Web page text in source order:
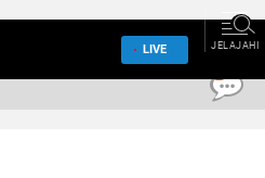
LIVE JELAJAHI